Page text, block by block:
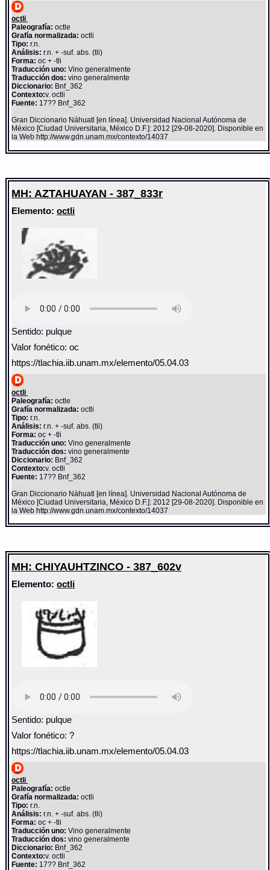
octli
Paleografía: octle
Grafía normalizada: octli
Tipo: r.n.
Análisis: r.n. + -suf. abs. (tli)
Forma: oc + -tli
Traducción uno: Vino generalmente
Traducción dos: vino generalmente
Diccionario: Bnf_362
Contexto:v. octli
Fuente: 17?? Bnf_362
Gran Diccionario Náhuatl [en línea]. Universidad Nacional Autónoma de
México [Ciudad Universitaria, México D.F.]: 2012 [29-08-2020]. Disponible en
la Web http://www.gdn.unam.mx/contexto/14037
MH: AZTAHUAYAN - 387_833r
Elemento:octli
Sentido: pulque
Valor fonético: oc
https://tlachia.iib.unam.mx/elemento/05.04.03
octli
Paleografía: octle
Grafía normalizada: octli
Tipo: r.n.
Análisis: r.n. + -suf. abs. (tli)
Forma: oc + -tli
Traducción uno: Vino generalmente
Traducción dos: vino generalmente
Diccionario: Bnf_362
Contexto:v. octli
Fuente: 17?? Bnf_362
Gran Diccionario Náhuatl [en línea]. Universidad Nacional Autónoma de
México [Ciudad Universitaria, México D.F.]: 2012 [29-08-2020]. Disponible en
la Web http://www.gdn.unam.mx/contexto/14037
MH: CHIYAUHTZINCO - 387_602v
Elemento:octli
Sentido: pulque
Valor fonético: ?
https://tlachia.iib.unam.mx/elemento/05.04.03
octli
Paleografía: octle
Grafía normalizada: octli
Tipo: r.n.
Análisis: r.n. + -suf. abs. (tli)
Forma: oc + -tli
Traducción uno: Vino generalmente
Traducción dos: vino generalmente
Diccionario: Bnf_362
Contexto:v. octli
Fuente: 17?? Bnf_362